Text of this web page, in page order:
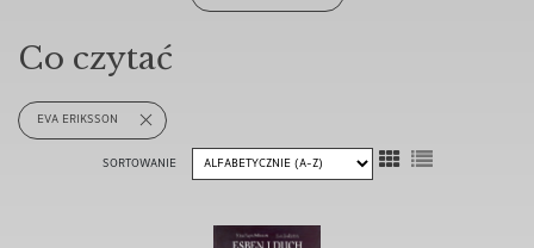
Co czytać
EVA ERIKSSON
SORTOWANIE